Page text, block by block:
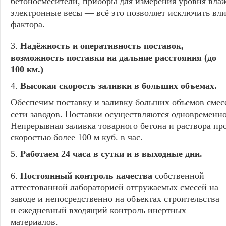
электронные весы — всё это позволяет исключить
фактора.
3. Надёжность и оперативность поставок,
возможность поставки на дальние расстояния (до
100 км.)
4. Высокая скорость заливки в больших объемах.
Обеспечим поставку и заливку больших объемов
сети заводов. Поставки осуществляются
Непрерывная заливка товарного бетона и раствора
скоростью более 100 м куб. в час.
5. Работаем 24 часа в сутки и в выходные дни.
6. Постоянный контроль качества собственной
аттестованной лабораторией отгружаемых смесей на
заводе и непосредственно на объектах строительства
и ежедневный входящий контроль инертных
материалов.